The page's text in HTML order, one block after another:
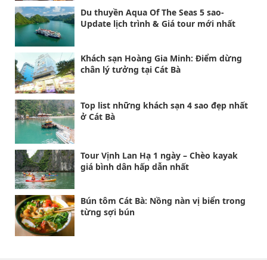
Du thuyền Aqua Of The Seas 5 sao-
Update lịch trình & Giá tour mới nhất
Khách sạn Hoàng Gia Minh: Điểm dừng
chân lý tưởng tại Cát Bà
Top list những khách sạn 4 sao đẹp nhất
ở Cát Bà
Tour Vịnh Lan Hạ 1 ngày – Chèo kayak
giá bình dân hấp dẫn nhất
Bún tôm Cát Bà: Nồng nàn vị biển trong
từng sợi bún